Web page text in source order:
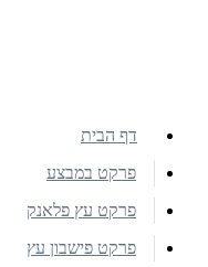
דף הבית
פרקט במבצע
פרקט עץ פלאנק
פרקט פישבון עץ